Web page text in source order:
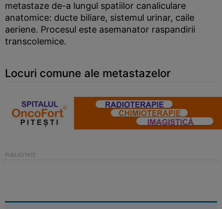
metastaze de-a lungul spatiilor canaliculare
anatomice: ducte biliare, sistemul urinar, caile
aeriene. Procesul este asemanator raspandirii
transcolemice.
Locuri comune ale metastazelor